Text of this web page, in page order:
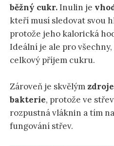
běžný cukr.Inulin je
kteří musí sledovat svou
protože jeho kalorická
Ideální je ale pro
celkový příjem cukru.
Zároveň je skvělým
bakterie, protože ve
rozpustná vláknin a tím
fungování střev.